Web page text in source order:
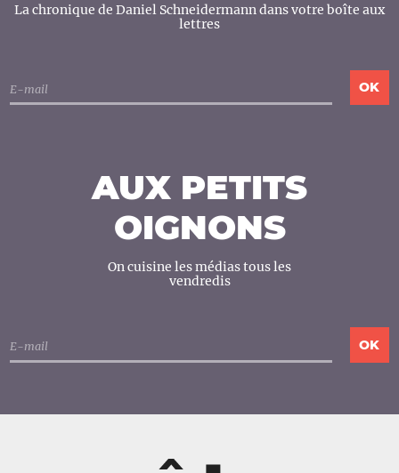
La chronique de Daniel Schneidermann dans votre boîte aux
lettres
AUX PETITS
OIGNONS
On cuisine les médias tous les
vendredis